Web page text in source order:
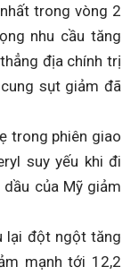
trong vòng 2
nhu cầu tăng
địa chính trị
sụt giảm đã
trong phiên giao
suy yếu khi đi
của Mỹ giảm
lại đột ngột tăng
mạnh tới 12,2